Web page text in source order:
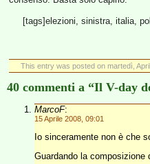
[tags]elezioni, sinistra, italia,
This entry was posted on martedì,
40 commenti a “Il V-day
MarcoF:
15 Aprile 2008, 09:01
Io sinceramente non è che
Guardando la